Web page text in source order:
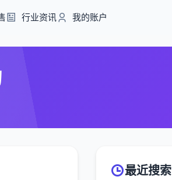
行业资讯 我的账户
最近搜索